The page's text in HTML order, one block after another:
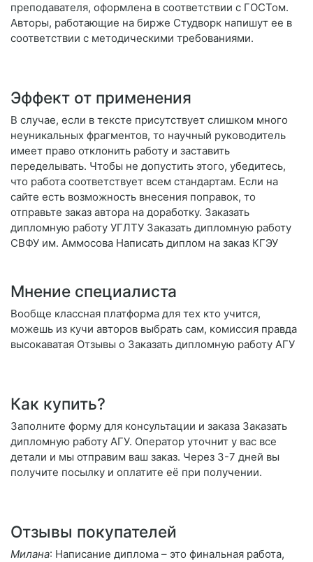
преподавателя, оформлена в соответствии с ГОСТом.
Авторы, работающие на бирже Студворк напишут ее в
соответствии с методическими требованиями.
Эффект от применения
В случае, если в тексте присутствует слишком много
неуникальных фрагментов, то научный руководитель
имеет право отклонить работу и заставить
переделывать. Чтобы не допустить этого, убедитесь,
что работа соответствует всем стандартам. Если на
сайте есть возможность внесения поправок, то
отправьте заказ автора на доработку. Заказать
дипломную работу УГЛТУ Заказать дипломную работу
СВФУ им. Аммосова Написать диплом на заказ КГЭУ
Мнение специалиста
Вообще классная платформа для тех кто учится,
можешь из кучи авторов выбрать сам, комиссия правда
высокаватая Отзывы о Заказать дипломную работу АГУ
Как купить?
Заполните форму для консультации и заказа Заказать
дипломную работу АГУ. Оператор уточнит у вас все
детали и мы отправим ваш заказ. Через 3-7 дней вы
получите посылку и оплатите её при получении.
Отзывы покупателей
Милана: Написание диплома – это финальная работа,